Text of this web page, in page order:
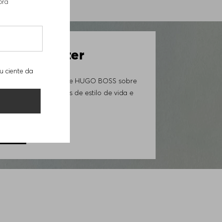
ciente da
Newsletter
da Loja Online HUGO BOSS sobre
exclusivos, trends de estilo de vida e